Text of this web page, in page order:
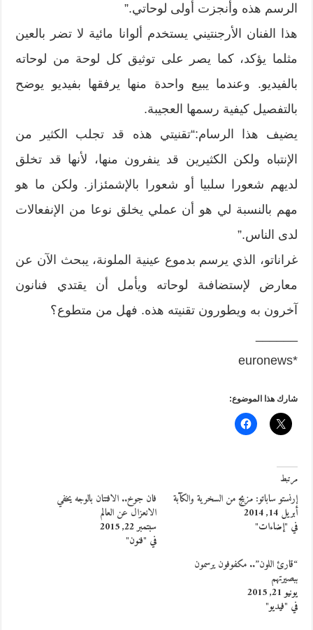
الرسم هذه وأنجزت أولى لوحاتي.”
هذا الفنان الأرجنتيني يستخدم ألوانا مائية لا تضر بالعين
مثلما يؤكد، كما يصر على توثيق كل لوحة من لوحاته
بالفيديو. وعندما يبيع واحدة منها يرفقها بفيديو يوضح
بالتفصيل كيفية رسمها العجيبة.
يضيف هذا الرسام:“تقنيتي هذه قد تجلب الكثير من
الإنتباه ولكن الكثيرين قد ينفرون منها، لأنها قد تخلق
لديهم شعورا سلبيا أو شعورا بالإشمئزاز. ولكن ما هو
مهم بالنسبة لي هو أن عملي يخلق نوعا من الإنفعالات
لدى الناس.”
غراناتو، الذي يرسم بدموع عينية الملونة، يبحث الآن عن
معارض لإستضافىة لوحاته ويأمل أن يقتدي فنانون
آخرون به ويطورون تقنيته هذه. فهل من متطوع؟
*euronews
شارك هذا الموضوع:
مرتبط
إرنستو ساباتو: مزيج من السخرية والكآبة
أبريل 14, 2014
في "إضاءات"
فان جوخ.. الافتتان بالوجه يخفي
الانعزال عن العالم
سبتمبر 22, 2015
في "فنون"
“قارئ اللون”.. مكفوفون يرسمون
ببصيرتهم
يونيو 21, 2015
في "فيديو"